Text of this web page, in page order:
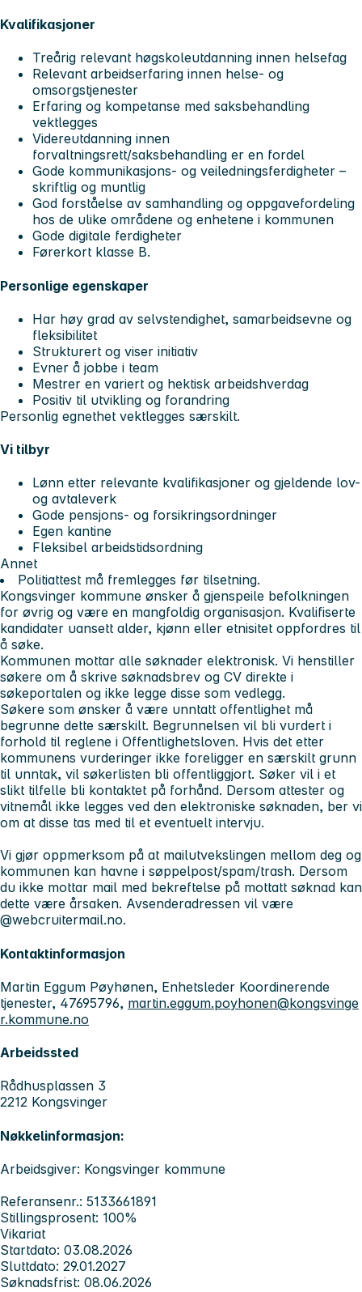
Kvalifikasjoner
Treårig relevant høgskoleutdanning innen helsefag
Relevant arbeidserfaring innen helse- og
omsorgstjenester
Erfaring og kompetanse med saksbehandling
vektlegges
Videreutdanning innen
forvaltningsrett/saksbehandling er en fordel
Gode kommunikasjons- og veiledningsferdigheter –
skriftlig og muntlig
God forståelse av samhandling og oppgavefordeling
hos de ulike områdene og enhetene i kommunen
Gode digitale ferdigheter
Førerkort klasse B.
Personlige egenskaper
Har høy grad av selvstendighet, samarbeidsevne og
fleksibilitet
Strukturert og viser initiativ
Evner å jobbe i team
Mestrer en variert og hektisk arbeidshverdag
Positiv til utvikling og forandring
Personlig egnethet vektlegges særskilt.
Vi tilbyr
Lønn etter relevante kvalifikasjoner og gjeldende lov-
og avtaleverk
Gode pensjons- og forsikringsordninger
Egen kantine
Fleksibel arbeidstidsordning
Annet
Politiattest må fremlegges før tilsetning.
Kongsvinger kommune ønsker å gjenspeile befolkningen
for øvrig og være en mangfoldig organisasjon. Kvalifiserte
kandidater uansett alder, kjønn eller etnisitet oppfordres til
å søke.
Kommunen mottar alle søknader elektronisk. Vi henstiller
søkere om å skrive søknadsbrev og CV direkte i
søkeportalen og ikke legge disse som vedlegg.
Søkere som ønsker å være unntatt offentlighet må
begrunne dette særskilt. Begrunnelsen vil bli vurdert i
forhold til reglene i Offentlighetsloven. Hvis det etter
kommunens vurderinger ikke foreligger en særskilt grunn
til unntak, vil søkerlisten bli offentliggjort. Søker vil i et
slikt tilfelle bli kontaktet på forhånd. Dersom attester og
vitnemål ikke legges ved den elektroniske søknaden, ber vi
om at disse tas med til et eventuelt intervju.
Vi gjør oppmerksom på at mailutvekslingen mellom deg og
kommunen kan havne i søppelpost/spam/trash. Dersom
du ikke mottar mail med bekreftelse på mottatt søknad kan
dette være årsaken. Avsenderadressen vil være
@webcruitermail.no.
Kontaktinformasjon
Martin Eggum Pøyhønen, Enhetsleder Koordinerende
tjenester, 47695796, martin.eggum.poyhonen@kongsvinge
r.kommune.no
Arbeidssted
Rådhusplassen 3
2212 Kongsvinger
Nøkkelinformasjon:
Arbeidsgiver: Kongsvinger kommune
Referansenr.: 5133661891
Stillingsprosent: 100%
Vikariat
Startdato: 03.08.2026
Sluttdato: 29.01.2027
Søknadsfrist: 08.06.2026